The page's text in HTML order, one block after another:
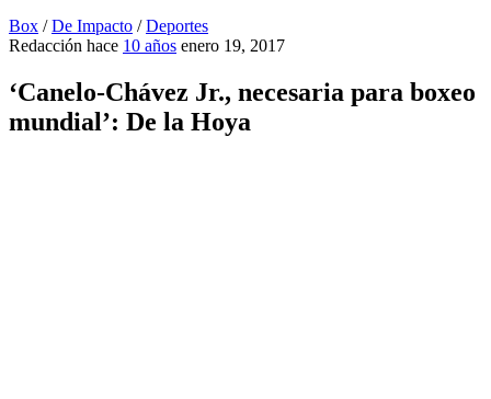
Box /De Impacto /Deportes
Redacción hace 10 años enero 19, 2017
‘Canelo-Chávez Jr., necesaria para boxeo
mundial’: De la Hoya